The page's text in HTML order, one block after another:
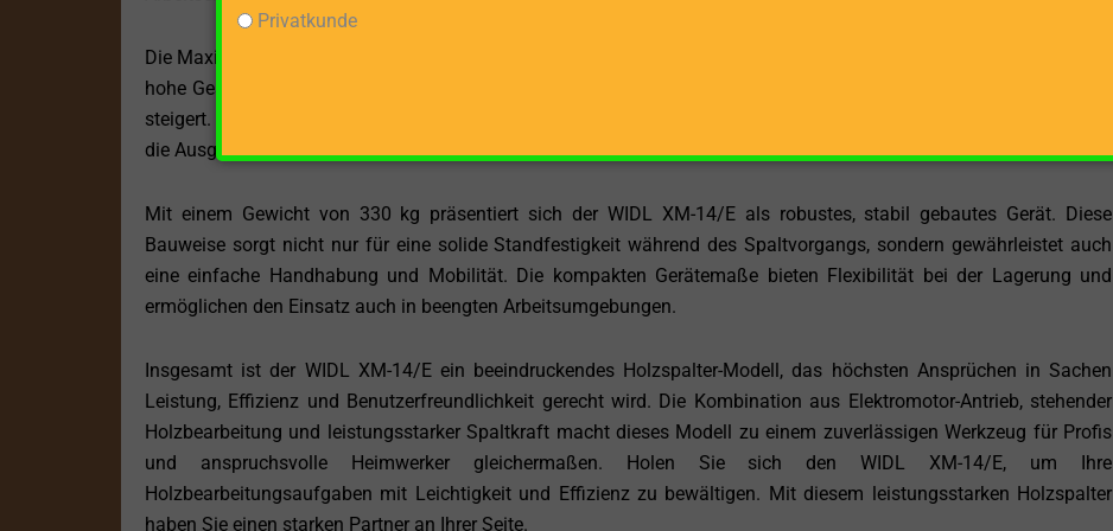
Die Maximal Vorlaufgeschwindigkeit von 25 cm/s gewährleistet einen schnellen und effizienten Spaltprozess. Diese
hohe Geschwindigkeit ermöglicht es, große Mengen Holz in kurzer Zeit zu bearbeiten, was die Gesamtproduktivität
steigert. Gleichzeitig sorgt die Maximal Rücklaufgeschwindigkeit von 14,3 cm/s dafür, dass der Spaltkeil zügig in
die Ausgangsposition zurückkehrt, um den nächsten Spaltvorgang vorzubereiten.
Mit einem Gewicht von 330 kg präsentiert sich der WIDL XM-14/E als robustes, stabil gebautes Gerät. Diese
Bauweise sorgt nicht nur für eine solide Standfestigkeit während des Spaltvorgangs, sondern gewährleistet auch
eine einfache Handhabung und Mobilität. Die kompakten Gerätemaße bieten Flexibilität bei der Lagerung und
ermöglichen den Einsatz auch in beengten Arbeitsumgebungen.
Insgesamt ist der WIDL XM-14/E ein beeindruckendes Holzspalter-Modell, das höchsten Ansprüchen in Sachen
Leistung, Effizienz und Benutzerfreundlichkeit gerecht wird. Die Kombination aus Elektromotor-Antrieb, stehender
Holzbearbeitung und leistungsstarker Spaltkraft macht dieses Modell zu einem zuverlässigen Werkzeug für Profis
und anspruchsvolle Heimwerker gleichermaßen. Holen Sie sich den WIDL XM-14/E, um Ihre
Holzbearbeitungsaufgaben mit Leichtigkeit und Effizienz zu bewältigen. Mit diesem leistungsstarken Holzspalter
haben Sie einen starken Partner an Ihrer Seite.
Privatkunde